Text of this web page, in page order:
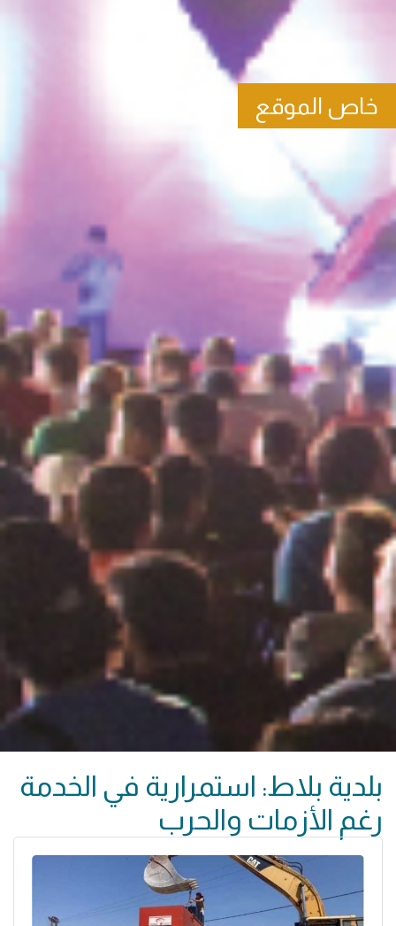
خاص الموقع
بلدية بلاط: استمرارية في الخدمة
رغم الأزمات والحرب